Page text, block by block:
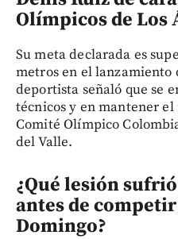
Olímpicos de Los
Su meta declarada es
metros en el
deportista señaló que se
técnicos y en mantener
Comité Olímpico
del Valle.
¿Qué lesión
antes de
Domingo?